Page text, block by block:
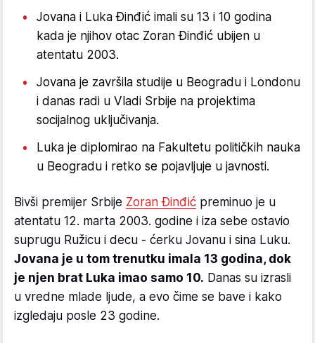
Jovana i Luka Đinđić imali su 13 i 10 godina
kada je njihov otac Zoran Đinđić ubijen u
atentatu 2003.
Jovana je završila studije u Beogradu i Londonu
i danas radi u Vladi Srbije na projektima
socijalnog uključivanja.
Luka je diplomirao na Fakultetu političkih nauka
u Beogradu i retko se pojavljuje u javnosti.
Bivši premijer Srbije Zoran Đinđić preminuo je u
atentatu 12. marta 2003. godine i iza sebe ostavio
suprugu Ružicu i decu - ćerku Jovanu i sina Luku.
Jovana je u tom trenutku imala 13 godina, dok
je njen brat Luka imao samo 10. Danas su izrasli
u vredne mlade ljude, a evo čime se bave i kako
izgledaju posle 23 godine.